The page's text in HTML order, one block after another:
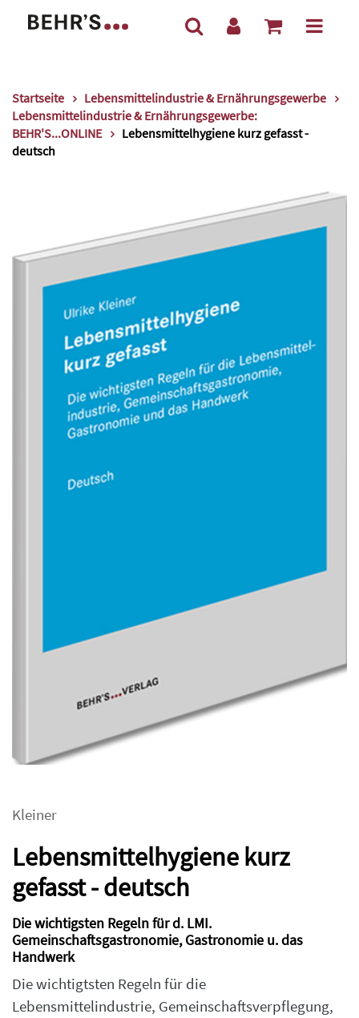
Startseite
Lebensmittelindustrie & Ernährungsgewerbe
Lebensmittelindustrie & Ernährungsgewerbe:
BEHR'S...ONLINE
Lebensmittelhygiene kurz gefasst -
deutsch
Kleiner
Lebensmittelhygiene kurz
gefasst - deutsch
Die wichtigsten Regeln für d. LMI.
Gemeinschaftsgastronomie, Gastronomie u. das
Handwerk
Die wichtigtsten Regeln für die
Lebensmittelindustrie, Gemeinschaftsverpflegung,